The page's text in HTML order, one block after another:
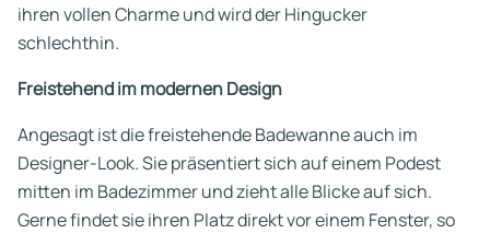
ihren vollen Charme und wird der Hingucker
schlechthin.
Freistehend im modernen Design
Angesagt ist die freistehende Badewanne auch im
Designer-Look. Sie präsentiert sich auf einem Podest
mitten im Badezimmer und zieht alle Blicke auf sich.
Gerne findet sie ihren Platz direkt vor einem Fenster, so